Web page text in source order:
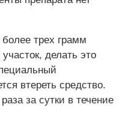
трех грамм
делать это
втереть средство.
за сутки в течение